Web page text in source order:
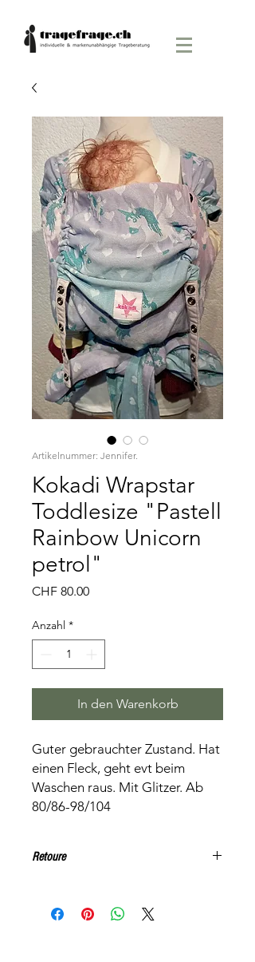
Artikelnummer: Jennifer.
Kokadi Wrapstar
Toddlesize "Pastell
Rainbow Unicorn
petrol"
CHF 80.00Preis
Anzahl *
In den Warenkorb
Guter gebrauchter Zustand. Hat
einen Fleck, geht evt beim
Waschen raus. Mit Glitzer. Ab
80/86-98/104
Retoure
kann, gegen Voranmeldung,
unverbindlich in Niederbipp getestet